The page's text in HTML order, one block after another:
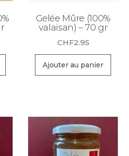
Gelée Mûre (100%
valaisan) – 70 gr
CHF2.95
Ajouter au panier